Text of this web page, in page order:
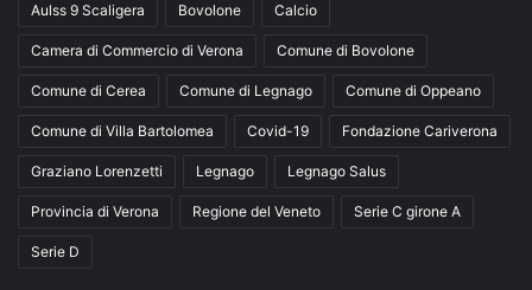
Aulss 9 Scaligera Bovolone Calcio
Camera di Commercio di Verona Comune di Bovolone
Comune di Cerea Comune di Legnago Comune di Oppeano
Comune di Villa Bartolomea Covid-19 Fondazione Cariverona
Graziano Lorenzetti Legnago Legnago Salus
Provincia di Verona Regione del Veneto Serie C girone A
Serie D